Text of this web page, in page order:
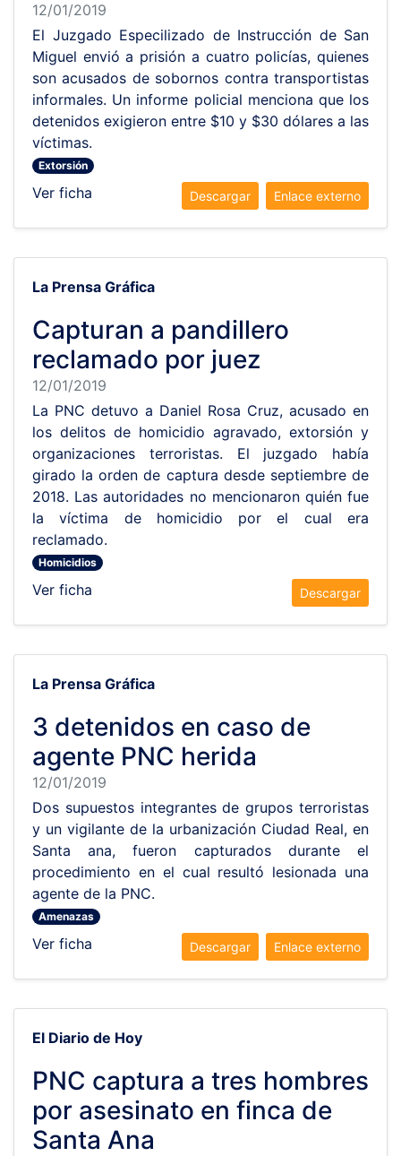
12/01/2019
El Juzgado Especilizado de Instrucción de San
Miguel envió a prisión a cuatro policías, quienes
son acusados de sobornos contra transportistas
informales. Un informe policial menciona que los
detenidos exigieron entre $10 y $30 dólares a las
víctimas.
Extorsión
Ver ficha Enlace externo
Descargar
La Prensa Gráfica
Capturan a pandillero
reclamado por juez
12/01/2019
La PNC detuvo a Daniel Rosa Cruz, acusado en
los delitos de homicidio agravado, extorsión y
organizaciones terroristas. El juzgado había
girado la orden de captura desde septiembre de
2018. Las autoridades no mencionaron quién fue
la víctima de homicidio por el cual era
reclamado.
Homicidios
Ver ficha Descargar
La Prensa Gráfica
3 detenidos en caso de
agente PNC herida
12/01/2019
Dos supuestos integrantes de grupos terroristas
y un vigilante de la urbanización Ciudad Real, en
Santa ana, fueron capturados durante el
procedimiento en el cual resultó lesionada una
agente de la PNC.
Amenazas
Ver ficha Enlace externo
Descargar
El Diario de Hoy
PNC captura a tres hombres
por asesinato en finca de
Santa Ana